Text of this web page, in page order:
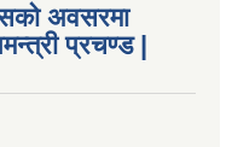
अवसरमा
प्रचण्ड |